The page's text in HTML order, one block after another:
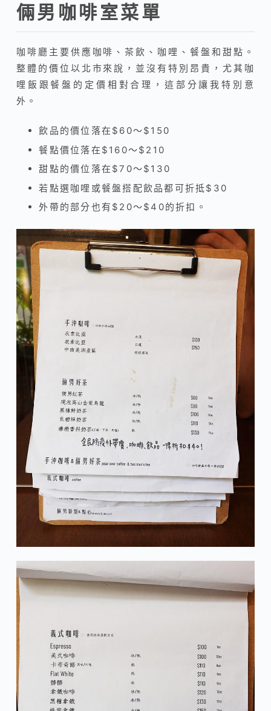
倆男咖啡室菜單
咖啡廳主要供應咖啡、茶飲、咖哩、餐盤和甜點。
整體的價位以北市來說，並沒有特別昂貴，尤其咖
哩飯跟餐盤的定價相對合理，這部分讓我特別意
外。
飲品的價位落在$60～$150
餐點價位落在$160～$210
甜點的價位落在$70～$130
若點選咖哩或餐盤搭配飲品都可折抵$30
外帶的部分也有$20～$40的折扣。